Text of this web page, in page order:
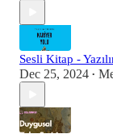
Sesli Kitap -
Dec 25, 2024 •